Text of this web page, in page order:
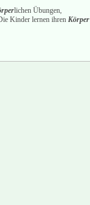
lichen Übungen,
Kinder lernen ihren Körper